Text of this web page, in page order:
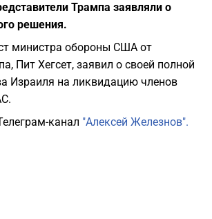
Трампа заявляли о
решения.
министра обороны США от
Пит Хегсет, заявил о своей полной
Израиля на ликвидацию членов
канал "Алексей Железнов".